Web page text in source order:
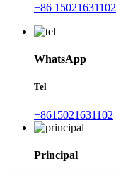
+86 15021631102
WhatsApp
Tel
+8615021631102
Principal